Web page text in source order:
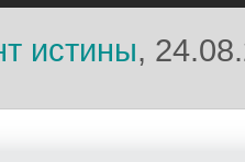
истины,